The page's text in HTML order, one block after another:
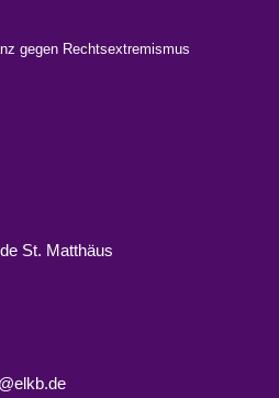
gegen Rechtsextremismus
St. Matthäus